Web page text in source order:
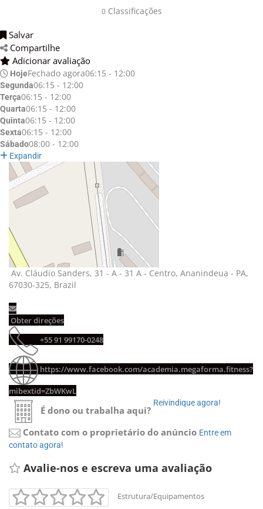
0Classificações
Salvar
Compartilhe
Adicionar avaliação
HojeFechado agora06:15 - 12:00
Segunda06:15 - 12:00
Terça06:15 - 12:00
Quarta06:15 - 12:00
Quinta06:15 - 12:00
Sexta06:15 - 12:00
Sábado08:00 - 12:00
Expandir
Av. Cláudio Sanders, 31 - A - 31 A - Centro, Ananindeua - PA,
67030-325, Brazil
Obter direções
+55 91 99170-0248
https://www.facebook.com/academia.megaforma.fitness?
mibextid=ZbWKwL
É dono ou trabalha aqui?
Reivindique agora!
Contato com o proprietário do anúncio Entre em
contato agora!
Avalie-nos e escreva uma avaliação
Estrutura/Equipamentos